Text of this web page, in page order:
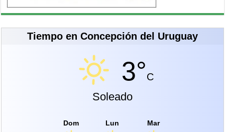
Tiempo en Concepción del Uruguay
3°C
Soleado
Dom Lun Mar